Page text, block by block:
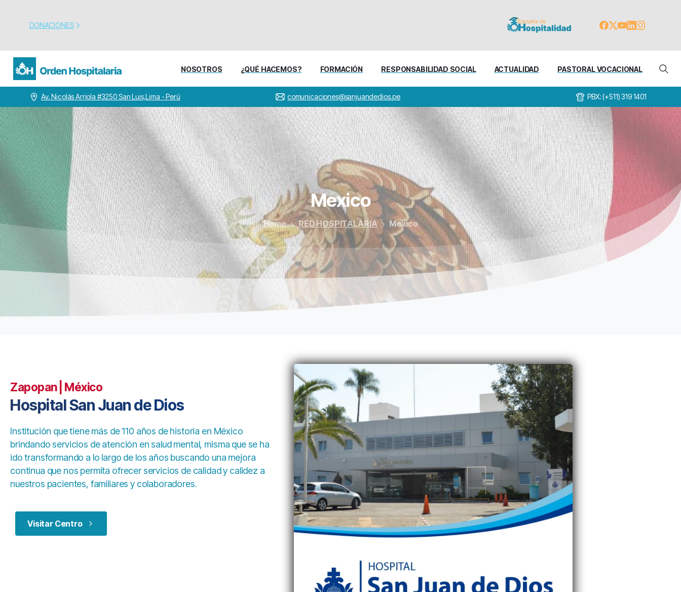
DONACIONES
NOSOTROS ¿QUÉ HACEMOS? FORMACIÓN RESPONSABILIDAD SOCIAL ACTUALIDAD PASTORAL VOCACIONAL
Av. Nicolás Arriola #3250 San Luis,Lima - Perú comunicaciones@sanjuandedios.pe PBX: (+511) 319 1401
Mexico
Home RED HOSPITALARIA Mexico
Zapopan | México
Hospital San Juan de Dios
Institución que tiene más de 110 años de historia en México
brindando servicios de atención en salud mental, misma que se ha
ido transformando a lo largo de los años buscando una mejora
continua que nos permita ofrecer servicios de calidad y calidez a
nuestros pacientes, familiares y colaboradores.
Visitar Centro